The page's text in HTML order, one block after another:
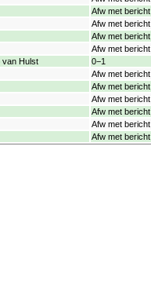
Afw met bericht
Afw met bericht
Afw met bericht
Afw met bericht
van Hulst
0−1
Afw met bericht
Afw met bericht
Afw met bericht
Afw met bericht
Afw met bericht
Afw met bericht